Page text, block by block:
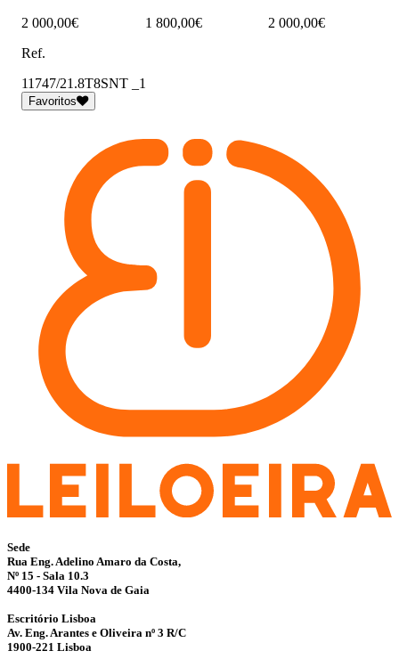
2 000,00€ 1 800,00€
2 000,00€
Ref.
11747/21.8T8SNT _1
Favoritos
Sede
Rua Eng. Adelino Amaro da Costa,
Nº 15 - Sala 10.3
4400-134 Vila Nova de Gaia
Escritório Lisboa
Av. Eng. Arantes e Oliveira nº 3 R/C
1900-221 Lisboa